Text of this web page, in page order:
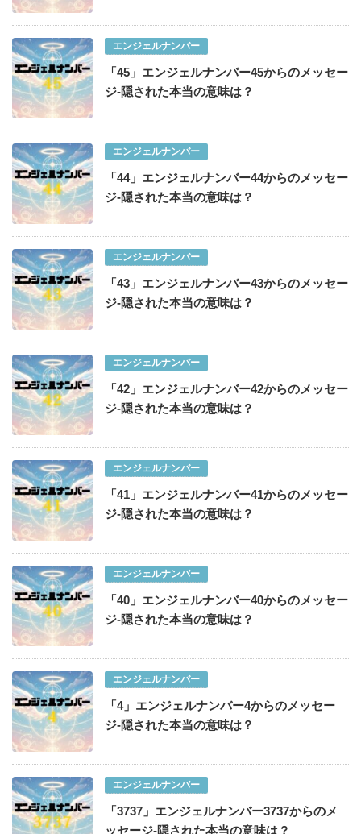
エンジェルナンバー
「45」エンジェルナンバー45からのメッセー
ジ-隠された本当の意味は？
エンジェルナンバー
「44」エンジェルナンバー44からのメッセー
ジ-隠された本当の意味は？
エンジェルナンバー
「43」エンジェルナンバー43からのメッセー
ジ-隠された本当の意味は？
エンジェルナンバー
「42」エンジェルナンバー42からのメッセー
ジ-隠された本当の意味は？
エンジェルナンバー
「41」エンジェルナンバー41からのメッセー
ジ-隠された本当の意味は？
エンジェルナンバー
「40」エンジェルナンバー40からのメッセー
ジ-隠された本当の意味は？
エンジェルナンバー
「4」エンジェルナンバー4からのメッセー
ジ-隠された本当の意味は？
エンジェルナンバー
「3737」エンジェルナンバー3737からのメ
ッセージ-隠された本当の意味は？